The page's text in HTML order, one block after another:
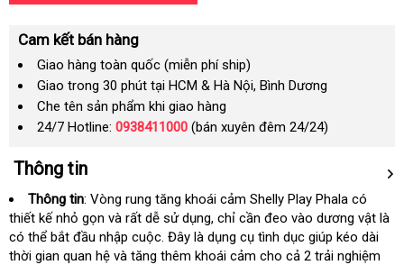
Cam kết bán hàng
Giao hàng toàn quốc (miễn phí ship)
Giao trong 30 phút tại HCM & Hà Nội, Bình Dương
Che tên sản phẩm khi giao hàng
24/7 Hotline: 0938411000 (bán xuyên đêm 24/24)
Thông tin
Thông tin: Vòng rung tăng khoái cảm Shelly Play Phala có
thiết kế nhỏ gọn và nhận
xét
rất dễ sử dụngtận
nơi
, chỉ cần đeo vào dương vật là
có thể bắt đầu nhập cuộcgiá
bán
. Đây là dụng cụ tình dục giúp kéo dài
thời gian quan hệ và tăng thêm khoái cảm cho cả 2 trải nghiệm